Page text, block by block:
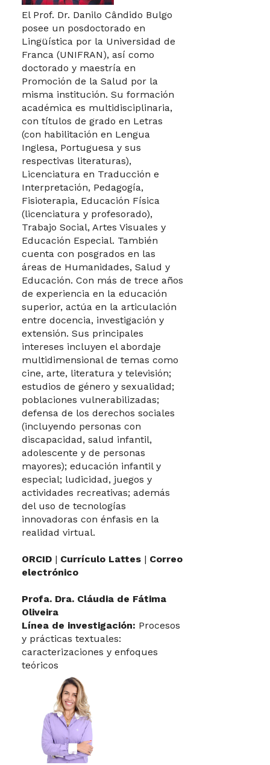
El Prof. Dr. Danilo Cândido Bulgo
posee un posdoctorado en
Lingüística por la Universidad de
Franca (UNIFRAN), así como
doctorado y maestría en
Promoción de la Salud por la
misma institución. Su formación
académica es multidisciplinaria,
con títulos de grado en Letras
(con habilitación en Lengua
Inglesa, Portuguesa y sus
respectivas literaturas),
Licenciatura en Traducción e
Interpretación, Pedagogía,
Fisioterapia, Educación Física
(licenciatura y profesorado),
Trabajo Social, Artes Visuales y
Educación Especial. También
cuenta con posgrados en las
áreas de Humanidades, Salud y
Educación. Con más de trece años
de experiencia en la educación
superior, actúa en la articulación
entre docencia, investigación y
extensión. Sus principales
intereses incluyen el abordaje
multidimensional de temas como
cine, arte, literatura y televisión;
estudios de género y sexualidad;
poblaciones vulnerabilizadas;
defensa de los derechos sociales
(incluyendo personas con
discapacidad, salud infantil,
adolescente y de personas
mayores); educación infantil y
especial; ludicidad, juegos y
actividades recreativas; además
del uso de tecnologías
innovadoras con énfasis en la
realidad virtual.
ORCID | Currículo Lattes | Correo
electrónico
Profa. Dra. Cláudia de Fátima
Oliveira
Línea de investigación: Procesos
y prácticas textuales:
caracterizaciones y enfoques
teóricos